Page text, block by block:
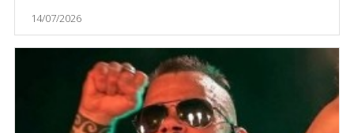
14/07/2026